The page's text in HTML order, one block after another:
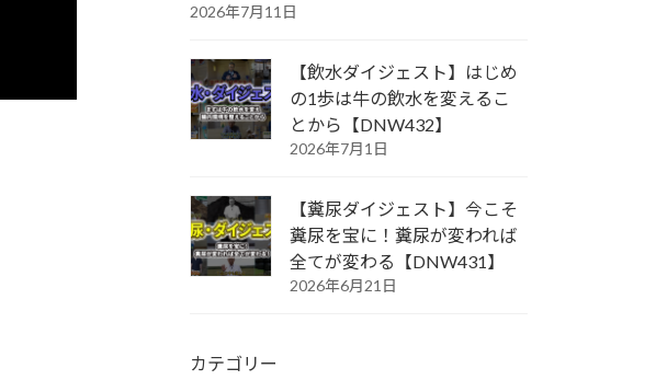
2026年7月11日
【飲水ダイジェスト】はじめ
の1歩は牛の飲水を変えるこ
とから【DNW432】
2026年7月1日
【糞尿ダイジェスト】今こそ
糞尿を宝に！糞尿が変われば
全てが変わる【DNW431】
2026年6月21日
カテゴリー